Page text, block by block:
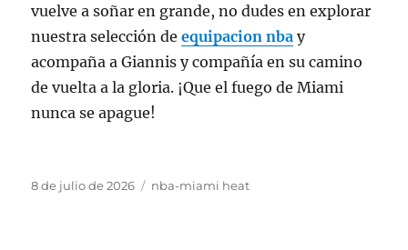
vuelve a soñar en grande, no dudes en explorar
nuestra selección deequipacion nba y
acompaña a Giannis y compañía en su camino
de vuelta a la gloria. ¡Que el fuego de Miami
nunca se apague!
Publicado
8 de julio de 2026 Categorías
nba-miami heat